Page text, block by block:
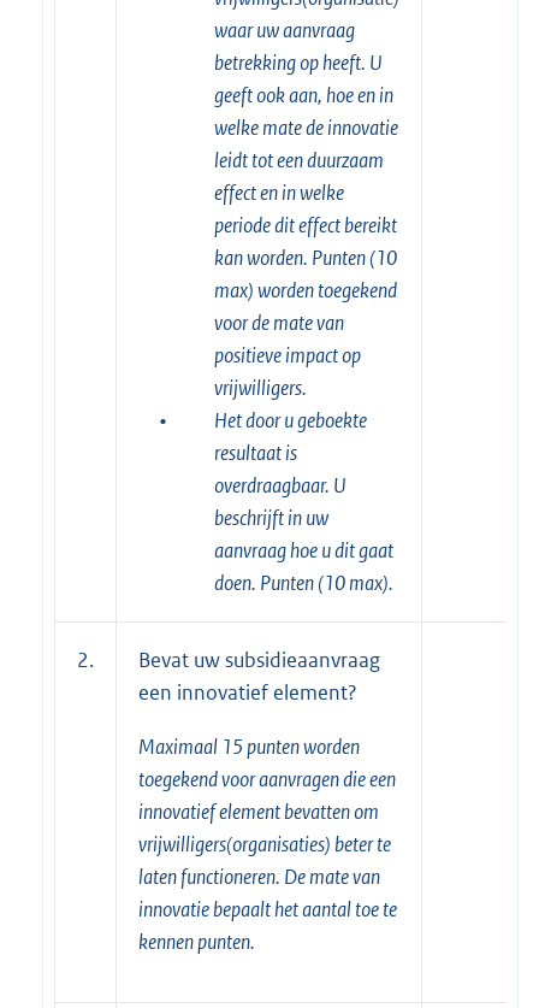
waar uw aanvraag
betrekking op heeft. U
geeft ook aan, hoe en in
welke mate de innovatie
leidt tot een duurzaam
effect en in welke
periode dit effect bereikt
kan worden. Punten (10
max) worden toegekend
voor de mate van
positieve impact op
vrijwilligers.
•
Het door u geboekte
resultaat is
overdraagbaar. U
beschrijft in uw
aanvraag hoe u dit gaat
doen. Punten (10 max).
2.
Bevat uw subsidieaanvraag
een innovatief element?
Maximaal 15 punten worden
toegekend voor aanvragen die een
innovatief element bevatten om
vrijwilligers(organisaties) beter te
laten functioneren. De mate van
innovatie bepaalt het aantal toe te
kennen punten.